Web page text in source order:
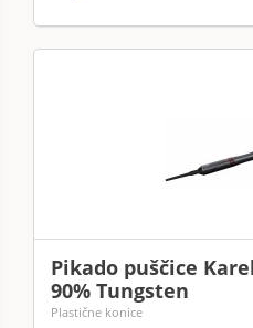
Pikado puščice
90% Tungsten
Plastične konice